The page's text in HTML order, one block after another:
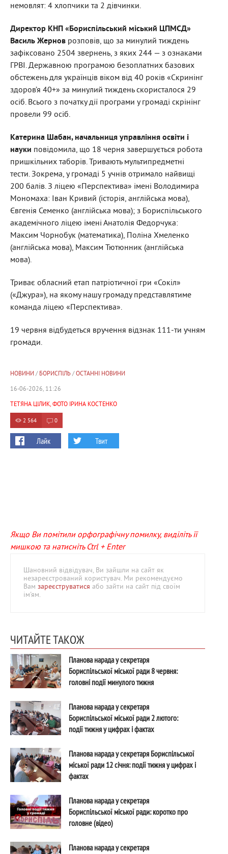
немовлят: 4 хлопчики та 2 дівчинки.
Директор КНП «Бориспільський міський ЦПМСД»
Василь Жернов розповів, що за минулий тиждень
зафіксовано 2504 звернень, з яких 244 — з ознаками
ГРВІ. Державною програмою безоплатних базових
обстежень для українців віком від 40 років «Скринінг
здоров’я 40+» за минулий тиждень скористалося 29
осіб. Всього з початку дії програми у громаді скрінінг
провели 99 осіб.
Катерина Шабан, начальниця управління освіти і
науки повідомила, що 18 черня завершується робота
пришкільних таборів. Тривають мультипредметні
тести. Зокрема, у громаді 5 учнів отримало найвищі
200 балів. З ліцею «Перспектива» імені Володимира
Мономаха: Іван Кривий (історія, англійська мова),
Євгенія Семенко (англійська мова); з Бориспільського
академічного ліцею імені Анатолія Федорчука:
Максим Чорнобук (математика), Поліна Хмеленко
(англійська мова), Максим Тютюнник (англійська
мова).
Триває обласний етап патріотичної гри «Сокіл»
(«Джура»), на якому нашу громаду представлятиме
команда ліцею «Перспектива».
19 червня відбудеться вручення відзнак 111-ти учням
громади.
НОВИНИ/ БОРИСПІЛЬ/ ОСТАННІ НОВИНИ
16-06-2026, 11:26
ТЕТЯНА ЦІЛИК, ФОТО ІРИНА КОСТЕНКО
2 564 0
Лайк Твит
Якщо Ви помітили орфографічну помилку, виділіть її
мишкою та натисніть Ctrl + Enter
Шановний відвідувач, Ви зайшли на сайт як
незареєстрований користувач. Ми рекомендуємо
Вам зареєструватися або зайти на сайт під своїм
ім'ям.
ЧИТАЙТЕ ТАКОЖ
Планова нарада у секретаря
Бориспільської міської ради 8 червня:
головні події минулого тижня
Планова нарада у секретаря
Бориспільської міської ради 2 лютого:
події тижня у цифрах і фактах
Планова нарада у секретаря Бориспільської
міської ради 12 січня: події тижня у цифрах і
фактах
Планова нарада у секретаря
Бориспільської міської ради: коротко про
головне (відео)
Планова нарада у секретаря